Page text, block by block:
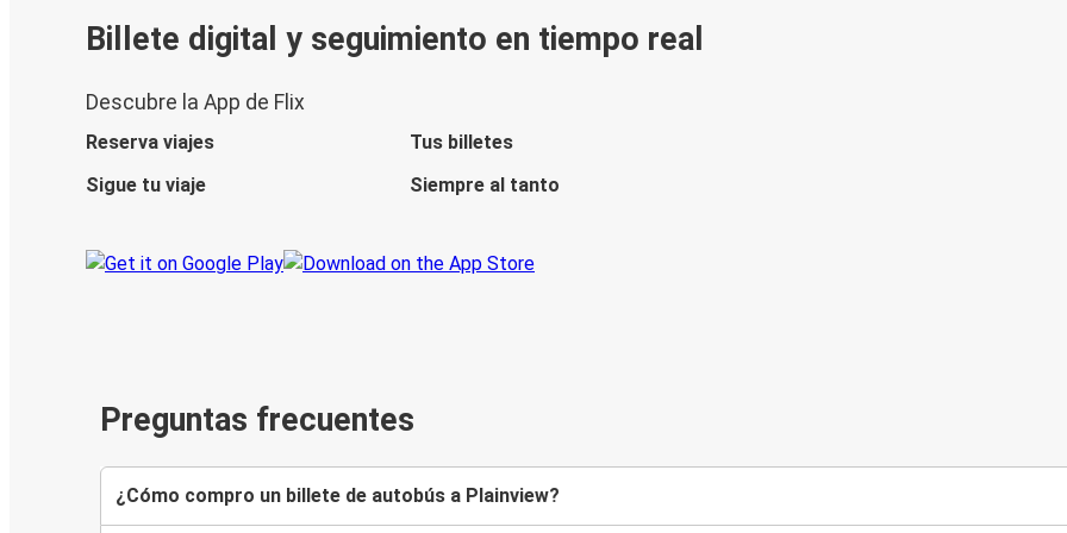
Billete digital y seguimiento en tiempo real
Descubre la App de Flix
Reserva viajes
Tus billetes
Sigue tu viaje
Siempre al tanto
Preguntas frecuentes
¿Cómo compro un billete de autobús a Plainview?